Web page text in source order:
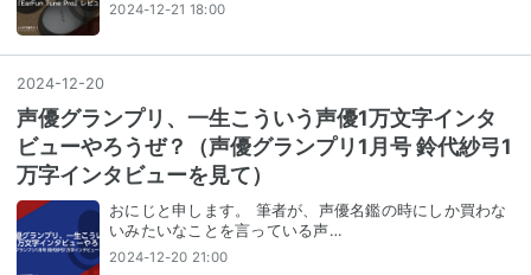
2024-12-21 18:00
2024-12-20
声優グランプリ、一生こういう声優1万文字インタ
ビューやろうぜ？（声優グランプリ1月号 鈴代紗弓1
万字インタビューを見て）
おにじと申します。 筆者が、声優名鑑の時にしか買わな
いみたいなことを言っている声…
2024-12-20 21:00